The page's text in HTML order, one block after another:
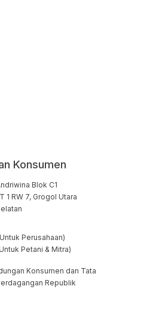
Konsumen
Blok C1
1 RW 7, Grogol Utara
Perusahaan)
Petani & Mitra)
Konsumen dan Tata
Republik